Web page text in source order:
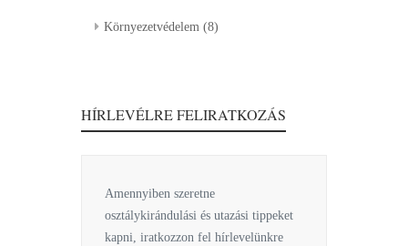
Környezetvédelem (8)
HÍRLEVÉLRE FELIRATKOZÁS
Amennyiben szeretne
osztálykirándulási és utazási tippeket
kapni, iratkozzon fel hírlevelünkre